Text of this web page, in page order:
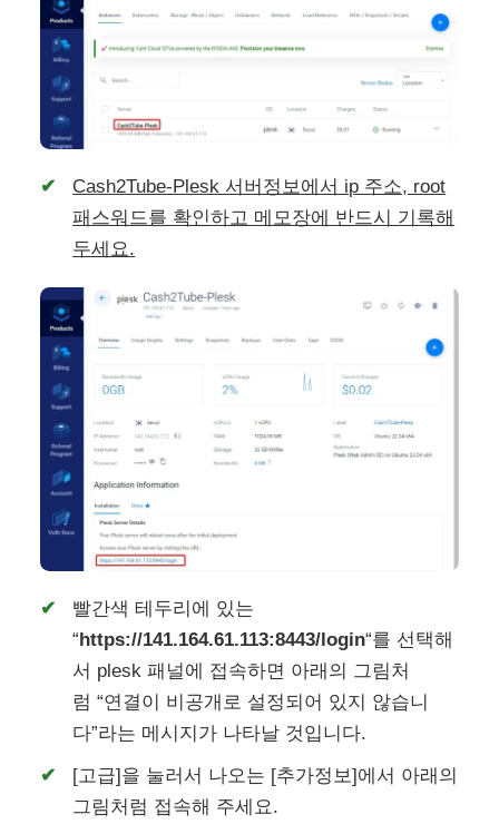
Cash2Tube-Plesk 서버정보에서 ip 주소, root
패스워드를 확인하고 메모장에 반드시 기록해
두세요.
빨간색 테두리에 있는
“https://141.164.61.113:8443/login“를 선택해
서 plesk 패널에 접속하면 아래의 그림처
럼 “연결이 비공개로 설정되어 있지 않습니
다”라는 메시지가 나타날 것입니다.
[고급]을 눌러서 나오는 [추가정보]에서 아래의
그림처럼 접속해 주세요.